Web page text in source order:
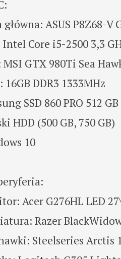
główna: ASUS P8Z68-V
Intel Core i5-2500 3,3
MSI GTX 980Ti Sea
16GB DDR3 1333MHz
SSD 860 PRO 512 GB
HDD (500 GB, 750 GB)
10
Acer G276HL LED
Razer
Steelseries Arctis